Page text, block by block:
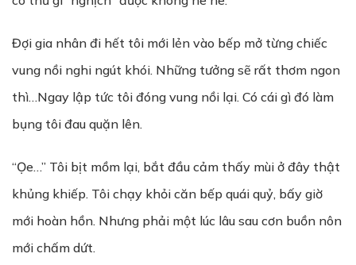
Đợi gia nhân đi hết tôi mới lẻn vào bếp mở từng chiếc
vung nồi nghi ngút khói. Những tưởng sẽ rất thơm ngon
thì…Ngay lập tức tôi đóng vung nồi lại. Có cái gì đó làm
bụng tôi đau quặn lên.
“Ọe…” Tôi bịt mồm lại, bắt đầu cảm thấy mùi ở đây thật
khủng khiếp. Tôi chạy khỏi căn bếp quái quỷ, bấy giờ
mới hoàn hồn. Nhưng phải một lúc lâu sau cơn buồn nôn
mới chấm dứt.